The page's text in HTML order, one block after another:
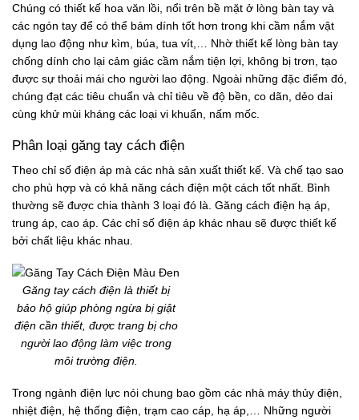
Chúng có thiết kế hoa văn lồi, nổi trên bề mặt ở lòng bàn tay và
các ngón tay để có thể bám dính tốt hơn trong khi cầm nắm vật
dụng lao động như kìm, búa, tua vít,… Nhờ thiết kế lòng bàn tay
chống dính cho lại cảm giác cầm nắm tiện lợi, không bị trơn, tạo
được sự thoải mái cho người lao động. Ngoài những đặc điểm đó,
chúng đạt các tiêu chuẩn và chỉ tiêu về độ bền, co dãn, dẻo dai
cùng khử mùi kháng các loại vi khuẩn, nấm mốc.
Phân loại găng tay cách điện
Theo chỉ số điện áp mà các nhà sản xuất thiết kế. Và chế tạo sao
cho phù hợp và có khả năng cách điện một cách tốt nhất. Bình
thường sẽ được chia thành 3 loại đó là. Găng cách điện hạ áp,
trung áp, cao áp. Các chỉ số điện áp khác nhau sẽ được thiết kế
bởi chất liệu khác nhau.
Găng tay cách điện là thiết bị
bảo hộ giúp phòng ngừa bị giật
điện cần thiết, được trang bị cho
người lao động làm việc trong
môi trường điện.
Trong ngành điện lực nói chung bao gồm các nhà máy thủy điện,
nhiệt điện, hệ thống điện, trạm cao cáp, hạ áp,… Những người